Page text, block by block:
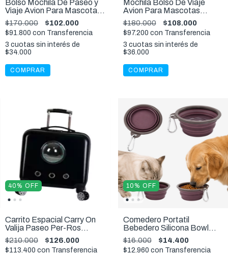
Bolso Mochila De Paseo y
Viaje Avion Para Mascotas
Hasta 8 kg
$170.000 $102.000
$91.800 con Transferencia
3 cuotas sin interés de
$34.000
Mochila Bolso De Viaje
Avion Para Mascotas
Hasta 12 kg
$180.000 $108.000
$97.200 con Transferencia
3 cuotas sin interés de
$36.000
40% OFF
Carrito Espacial Carry On
Valija Paseo Per-Ros
Mochila Coche
$210.000 $126.000
$113.400 con Transferencia
10% OFF
Comedero Portatil
Bebedero Silicona Bowl
Ibiyaya Plegable Viajes
Mascotas
$16.000 $14.400
$12.960 con Transferencia